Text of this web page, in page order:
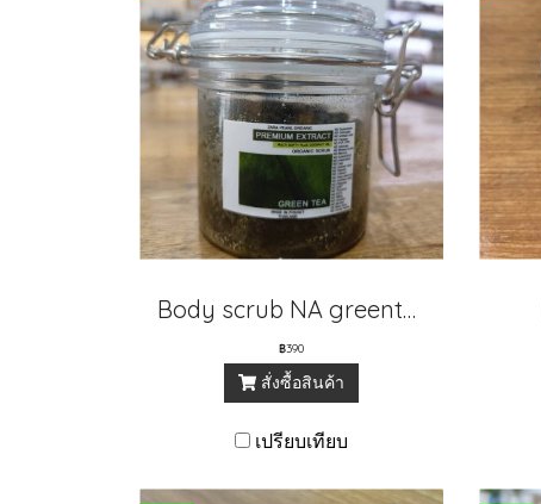
Body scrub NA greentea
฿390
สั่งซื้อสินค้า
เปรียบเทียบ